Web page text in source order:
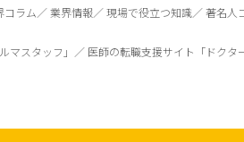
コラム 業界情報 現場で役立つ知識 著名人
マスタッフ」 医師の転職支援サイト「ドクタ